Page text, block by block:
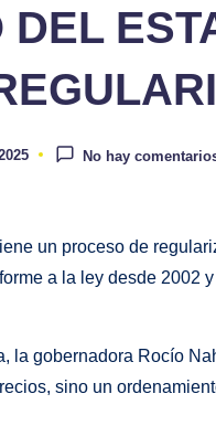
No hay
un proceso de
a la ley desde 2002
la gobernadora Rocío
sino un